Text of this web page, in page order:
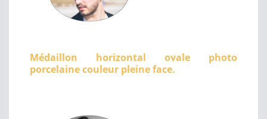
Médaillon horizontal ovale photo
porcelaine couleur pleine face.